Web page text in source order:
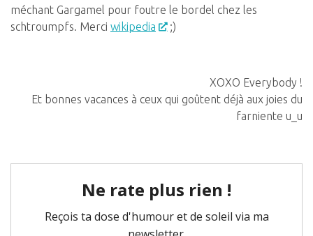
méchant Gargamel pour foutre le bordel chez les
schtroumpfs. Merci wikipedia ;)
XOXO Everybody !
Et bonnes vacances à ceux qui goûtent déjà aux joies du
farniente u_u